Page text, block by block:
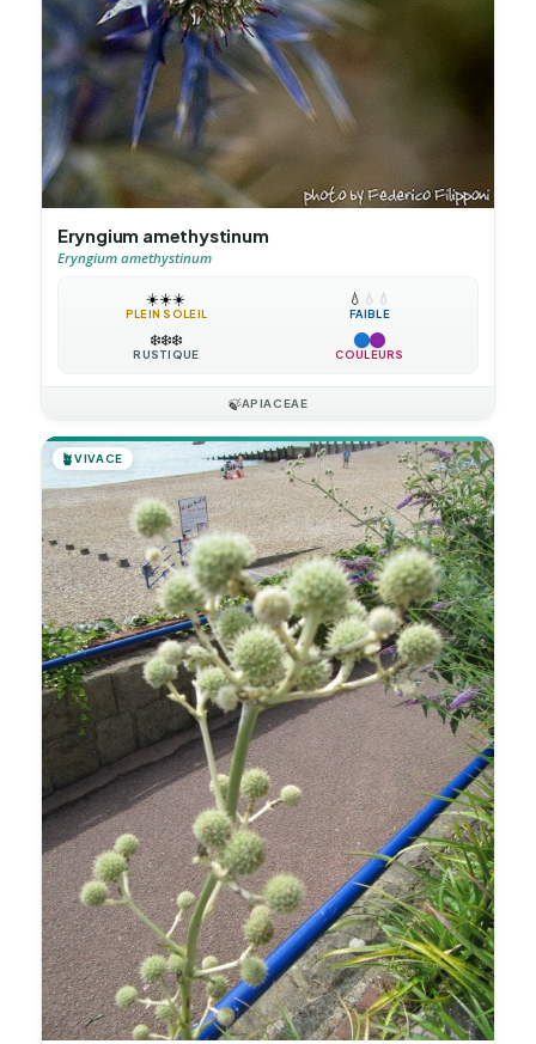
Eryngium amethystinum
Eryngium amethystinum
☀️☀️☀️
PLEIN SOLEIL
💧 💧 💧
FAIBLE
❄️❄️❄️
RUSTIQUE COULEURS
🍃APIACEAE
🪴VIVACE